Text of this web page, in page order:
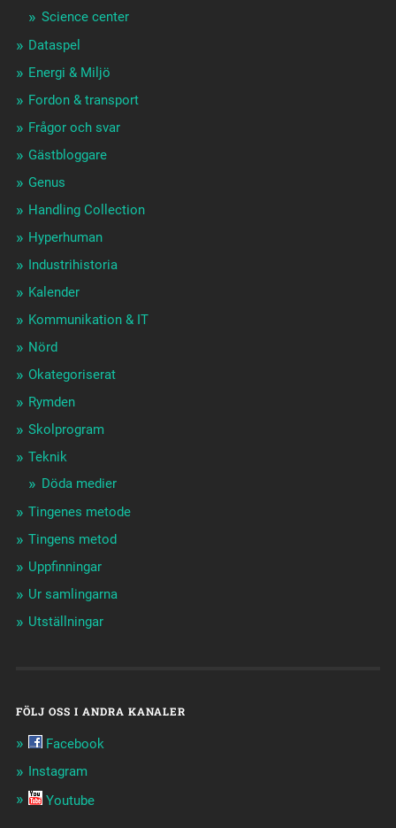
Science center
Dataspel
Energi & Miljö
Fordon & transport
Frågor och svar
Gästbloggare
Genus
Handling Collection
Hyperhuman
Industrihistoria
Kalender
Kommunikation & IT
Nörd
Okategoriserat
Rymden
Skolprogram
Teknik
Döda medier
Tingenes metode
Tingens metod
Uppfinningar
Ur samlingarna
Utställningar
FÖLJ OSS I ANDRA KANALER
Facebook
Instagram
Youtube